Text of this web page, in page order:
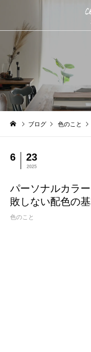
ブログ 色のこと
6 23
2025
パーソナルカラ
敗しない配色の
色のこと